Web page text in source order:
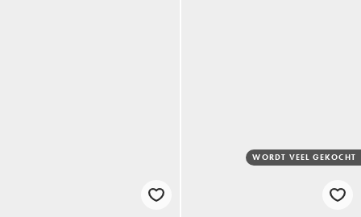
WORDT VEEL GEKOCHT